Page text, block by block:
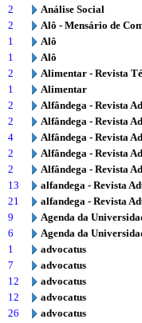
2
Análise Social
2
Alô - Mensário de
1
Alô
1
Alô
2
Alimentar - Revista
1
Alimentar
2
Alfândega - Revista
2
Alfândega - Revista
4
Alfândega - Revista
2
Alfândega - Revista
2
Alfândega - Revista
13
alfandega - Revista
21
alfandega - Revista
9
Agenda da
6
Agenda da
1
advocatus
7
advocatus
12
advocatus
12
advocatus
26
advocatus